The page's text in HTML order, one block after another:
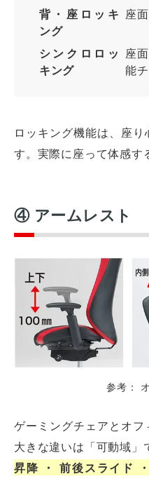
背・座ロッキ
ング
座
シンクロロッ
キング
座
能
ロッキング機能は、座
す。実際に座って体感す
④ アームレスト
参考：
ゲーミングチェアとオ
大きな違いは「可動域」
昇降 ・ 前後スライド